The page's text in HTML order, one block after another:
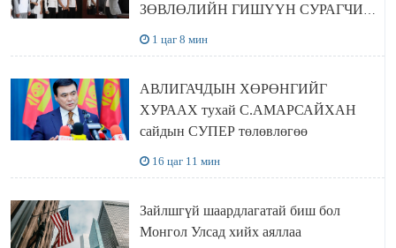
ЗӨВЛӨЛИЙН ГИШҮҮН СУРАГЧИД
1 цаг 8 мин
АВЛИГАЧДЫН ХӨРӨНГИЙГ
ХУРААХ тухай С.АМАРСАЙХАН
сайдын СУПЕР төлөвлөгөө
16 цаг 11 мин
Зайлшгүй шаардлагатай биш бол
Монгол Улсад хийх аяллаа